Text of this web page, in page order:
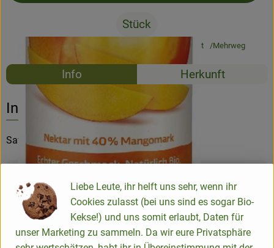
Stück
#61522 8,58 €/ Liter 19% MwSt Mehrweg
Rezepte
Info Herkunft
Entdecke passende Rezepte
Info
Saft von Voelkel, regional
Produktinformationen
Liebe Leute, ihr helft uns sehr, wenn ihr
Cookies zulasst (bei uns sind es sogar Bio-
Kekse!) und uns somit erlaubt, Daten für
unser Marketing zu sammeln. Da wir eure Privatsphäre